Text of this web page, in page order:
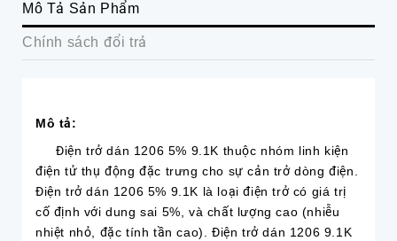
Mô Tả Sản Phẩm
Chính sách đổi trả
Mô tả:
Điện trở dán 1206 5% 9.1K thuộc nhóm linh kiện
điện tử thụ động đặc trưng cho sự cản trở dòng điện.
Điện trở dán 1206 5% 9.1K là loại điện trở có giá trị
cố định với dung sai 5%, và chất lượng cao (nhiễu
nhiệt nhỏ, đặc tính tần cao). Điện trở dán 1206 9.1K